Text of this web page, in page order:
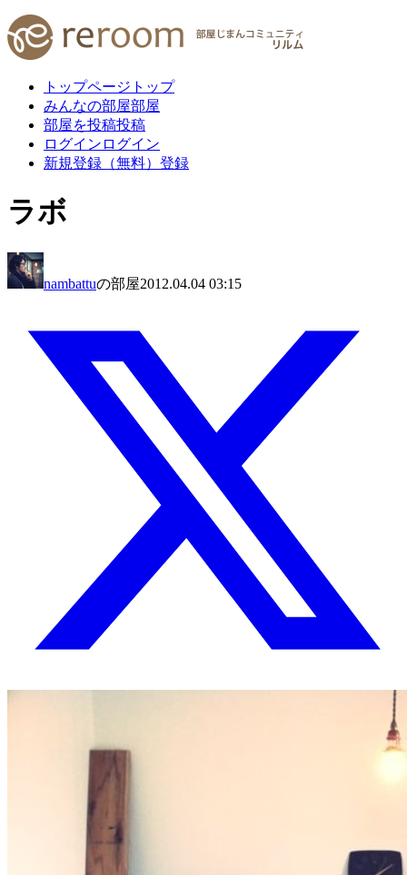
トップページ トップ
みんなの部屋部屋
部屋を投稿投稿
ログイン ログイン
新規登録（無料） 登録
ラボ
nambattuの部屋2012.04.04 03:15